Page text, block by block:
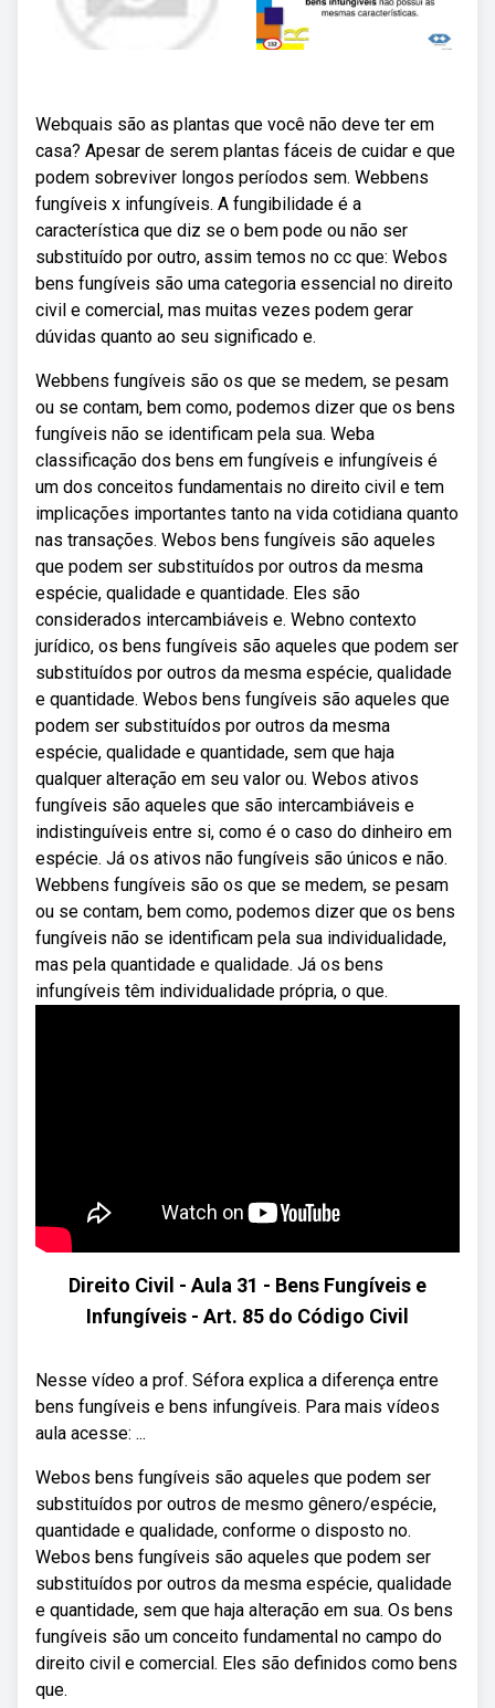
Webquais são as plantas que você não deve ter em
casa? Apesar de serem plantas fáceis de cuidar e que
podem sobreviver longos períodos sem. Webbens
fungíveis x infungíveis. A fungibilidade é a
característica que diz se o bem pode ou não ser
substituído por outro, assim temos no cc que: Webos
bens fungíveis são uma categoria essencial no direito
civil e comercial, mas muitas vezes podem gerar
dúvidas quanto ao seu significado e.
Webbens fungíveis são os que se medem, se pesam
ou se contam, bem como, podemos dizer que os bens
fungíveis não se identificam pela sua. Weba
classificação dos bens em fungíveis e infungíveis é
um dos conceitos fundamentais no direito civil e tem
implicações importantes tanto na vida cotidiana quanto
nas transações. Webos bens fungíveis são aqueles
que podem ser substituídos por outros da mesma
espécie, qualidade e quantidade. Eles são
considerados intercambiáveis e. Webno contexto
jurídico, os bens fungíveis são aqueles que podem ser
substituídos por outros da mesma espécie, qualidade
e quantidade. Webos bens fungíveis são aqueles que
podem ser substituídos por outros da mesma
espécie, qualidade e quantidade, sem que haja
qualquer alteração em seu valor ou. Webos ativos
fungíveis são aqueles que são intercambiáveis e
indistinguíveis entre si, como é o caso do dinheiro em
espécie. Já os ativos não fungíveis são únicos e não.
Webbens fungíveis são os que se medem, se pesam
ou se contam, bem como, podemos dizer que os bens
fungíveis não se identificam pela sua individualidade,
mas pela quantidade e qualidade. Já os bens
infungíveis têm individualidade própria, o que.
Direito Civil - Aula 31 - Bens Fungíveis e
Infungíveis - Art. 85 do Código Civil
Nesse vídeo a prof. Séfora explica a diferença entre
bens fungíveis e bens infungíveis. Para mais vídeos
aula acesse: ...
Webos bens fungíveis são aqueles que podem ser
substituídos por outros de mesmo gênero/espécie,
quantidade e qualidade, conforme o disposto no.
Webos bens fungíveis são aqueles que podem ser
substituídos por outros da mesma espécie, qualidade
e quantidade, sem que haja alteração em sua. Os bens
fungíveis são um conceito fundamental no campo do
direito civil e comercial. Eles são definidos como bens
que.